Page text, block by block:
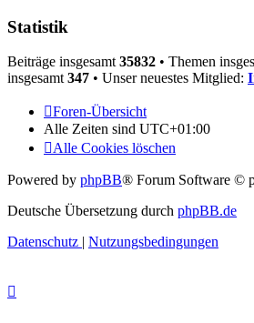
Statistik
Beiträge insgesamt 35832 • Themen
insgesamt 347 • Unser neuestes Mitglied:
Foren-Übersicht
Alle Zeiten sind UTC+01:00
Alle Cookies löschen
Powered by phpBB® Forum Software ©
Deutsche Übersetzung durch phpBB.de
Datenschutz | Nutzungsbedingungen